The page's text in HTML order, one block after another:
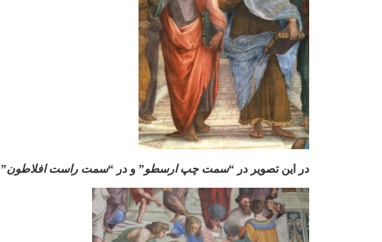
در این تصویر در “سمت چپ ارسطو” و در “سمت راست افلاطون